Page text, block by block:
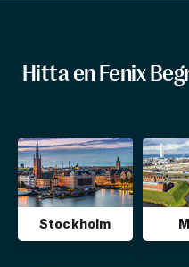
Hitta en Fenix
Stockholm